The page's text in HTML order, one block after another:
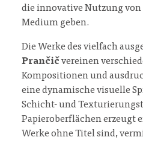
die innovative Nutzung von
Medium geben.
Die Werke des vielfach
Prančič vereinen
Kompositionen und
eine dynamische visuelle
Schicht- und
Papieroberflächen erzeugt
Werke ohne Titel sind,